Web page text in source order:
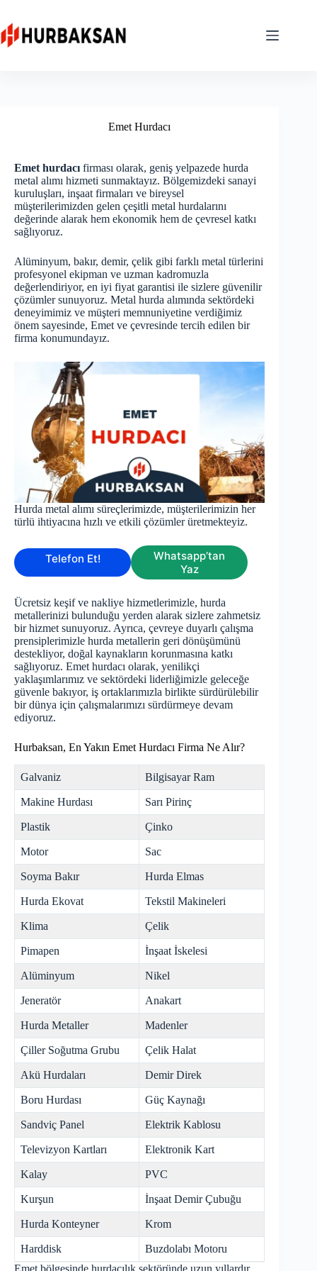
content
Emet Hurdacı
Emet hurdacı firması olarak, geniş yelpazede hurda
metal alımı hizmeti sunmaktayız. Bölgemizdeki sanayi
kuruluşları, inşaat firmaları ve bireysel
müşterilerimizden gelen çeşitli metal hurdalarını
değerinde alarak hem ekonomik hem de çevresel katkı
sağlıyoruz.
Alüminyum, bakır, demir, çelik gibi farklı metal türlerini
profesyonel ekipman ve uzman kadromuzla
değerlendiriyor, en iyi fiyat garantisi ile sizlere güvenilir
çözümler sunuyoruz. Metal hurda alımında sektördeki
deneyimimiz ve müşteri memnuniyetine verdiğimiz
önem sayesinde, Emet ve çevresinde tercih edilen bir
firma konumundayız.
Hurda metal alımı süreçlerimizde, müşterilerimizin her
türlü ihtiyacına hızlı ve etkili çözümler üretmekteyiz.
Telefon Et!
Whatsapp’tan
Yaz
Ücretsiz keşif ve nakliye hizmetlerimizle, hurda
metallerinizi bulunduğu yerden alarak sizlere zahmetsiz
bir hizmet sunuyoruz. Ayrıca, çevreye duyarlı çalışma
prensiplerimizle hurda metallerin geri dönüşümünü
destekliyor, doğal kaynakların korunmasına katkı
sağlıyoruz. Emet hurdacı olarak, yenilikçi
yaklaşımlarımız ve sektördeki liderliğimizle geleceğe
güvenle bakıyor, iş ortaklarımızla birlikte sürdürülebilir
bir dünya için çalışmalarımızı sürdürmeye devam
ediyoruz.
Hurbaksan, En Yakın Emet Hurdacı Firma Ne Alır?
Galvaniz Bilgisayar Ram
Makine Hurdası Sarı Pirinç
Plastik Çinko
Motor Sac
Soyma Bakır Hurda Elmas
Hurda Ekovat Tekstil Makineleri
Klima Çelik
Pimapen İnşaat İskelesi
Alüminyum Nikel
Jeneratör Anakart
Hurda Metaller Madenler
Çiller Soğutma Grubu Çelik Halat
Akü Hurdaları Demir Direk
Boru Hurdası Güç Kaynağı
Sandviç Panel Elektrik Kablosu
Televizyon Kartları Elektronik Kart
Kalay PVC
Kurşun İnşaat Demir Çubuğu
Hurda Konteyner Krom
Harddisk
Buzdolabı Motoru
Emet bölgesinde hurdacılık sektöründe uzun yıllardır